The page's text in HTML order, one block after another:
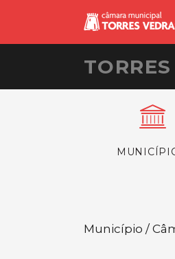
Município /